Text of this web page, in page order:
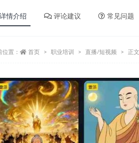
详情介绍 评论建议 常见问题
位置： 首页 职业培训 直播/短视频 正文